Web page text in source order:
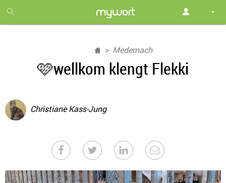
month
free
Medernach
🩷wellkom klengt Flekki
Christiane Kass-Jung